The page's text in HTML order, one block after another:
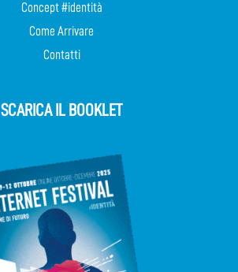
Concept #identità
Come Arrivare
Contatti
SCARICA IL BOOKLET